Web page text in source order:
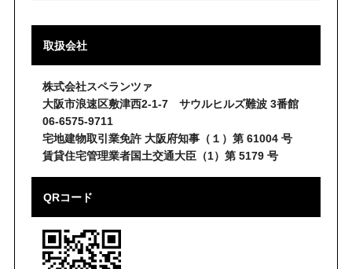
取扱会社
株式会社スペランツァ
大阪市浪速区敷津西2-1-7 サウルヒルズ難波 3番館
06-6575-9711
宅地建物取引業免許 大阪府知事（１）第 61004 号
賃貸住宅管理業者国土交通大臣（1）第 5179 号
QRコード